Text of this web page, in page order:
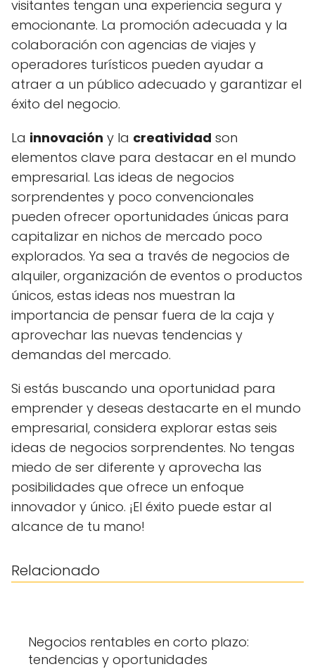
visitantes tengan una experiencia segura y
emocionante. La promoción adecuada y la
colaboración con agencias de viajes y
operadores turísticos pueden ayudar a
atraer a un público adecuado y garantizar el
éxito del negocio.
La innovación y la creatividad son
elementos clave para destacar en el mundo
empresarial. Las ideas de negocios
sorprendentes y poco convencionales
pueden ofrecer oportunidades únicas para
capitalizar en nichos de mercado poco
explorados. Ya sea a través de negocios de
alquiler, organización de eventos o productos
únicos, estas ideas nos muestran la
importancia de pensar fuera de la caja y
aprovechar las nuevas tendencias y
demandas del mercado.
Si estás buscando una oportunidad para
emprender y deseas destacarte en el mundo
empresarial, considera explorar estas seis
ideas de negocios sorprendentes. No tengas
miedo de ser diferente y aprovecha las
posibilidades que ofrece un enfoque
innovador y único. ¡El éxito puede estar al
alcance de tu mano!
Relacionado
Negocios rentables en corto plazo:
tendencias y oportunidades